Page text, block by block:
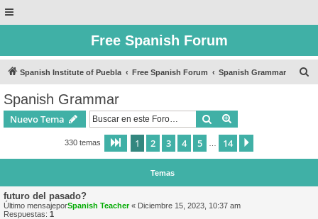
Free Spanish Forum
Spanish Institute of Puebla Free Spanish Forum Spanish Grammar
Spanish Grammar
Nuevo Tema Buscar
330 temas Página de 14
1 2 3 4 5 14
Temas
futuro del pasado?
Último mensajeporSpanish Teacher« Diciembre 15, 2023, 10:37 am
Respuestas: 1